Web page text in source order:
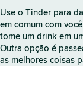
Use o Tinder para
em comum com
tome um drink em
Outra opção é
as melhores coisas